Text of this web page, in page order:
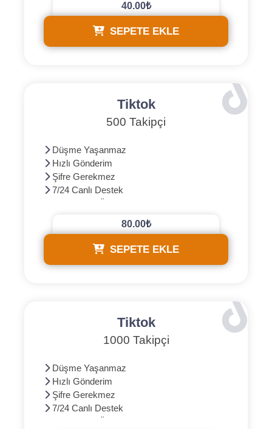
40.00₺
SEPETE EKLE
Tiktok
500 Takipçi
Düşme Yaşanmaz
Hızlı Gönderim
Şifre Gerekmez
7/24 Canlı Destek
80.00₺
SEPETE EKLE
Tiktok
1000 Takipçi
Düşme Yaşanmaz
Hızlı Gönderim
Şifre Gerekmez
7/24 Canlı Destek